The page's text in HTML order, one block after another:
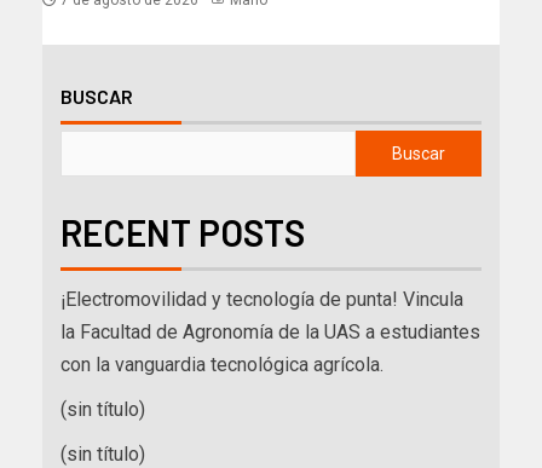
BUSCAR
Buscar
RECENT POSTS
¡Electromovilidad y tecnología de punta! Vincula
la Facultad de Agronomía de la UAS a estudiantes
con la vanguardia tecnológica agrícola.
(sin título)
(sin título)